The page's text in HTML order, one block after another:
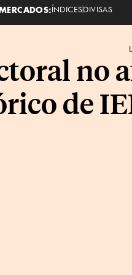
ÍNDICESDIVISAS
no
de